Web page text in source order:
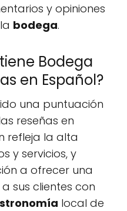
y opiniones
bodega.
Bodega
en Español?
una puntuación
reseñas en
refleja la alta
y servicios, y
a ofrecer una
sus clientes con
local de